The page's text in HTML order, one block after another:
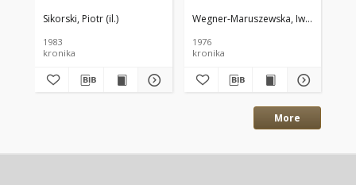
1980/81 za Rektoratu
Prof. Dra Habil. Benona
Sikorski, Piotr (il.)
1983
kronika
1974/75 za Rektoratu
Prof. Dra Habil. Benona
Wegner-Maruszewska, Iwona (red.)
1976
kronika
More